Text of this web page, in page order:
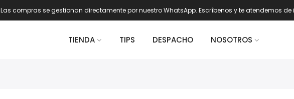
Las compras se gestionan directamente por nuestro WhatsApp. Escríbenos y te atendemos
TIENDA TIPS DESPACHO NOSOTROS